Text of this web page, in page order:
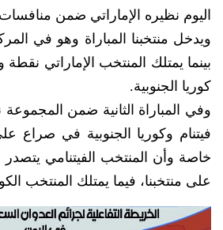
اليوم نظيره الإماراتي ضمن منافسات
ويدخل منتخبنا المباراة وهو في
بينما يمتلك المنتخب الإماراتي
كوريا الجنوبية.
وفي المباراة الثانية ضمن
فيتنام وكوريا الجنوبية في صراع
خاصة وأن المنتخب الفيتنامي
على منتخبنا، فيما يمتلك المنتخب